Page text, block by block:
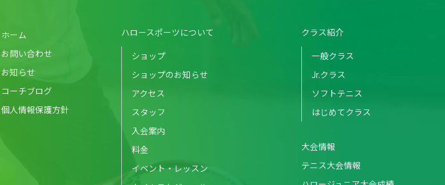
ホーム
お問い合わせ
お知らせ
コーチブログ
個人情報保護方針
ハロースポーツについて
ショップ
ショップのお知らせ
アクセス
スタッフ
入会案内
料金
イベント・レッスン
クラス紹介
一般クラス
Jr.クラス
ソフトテニス
はじめてクラス
大会情報
テニス大会情報